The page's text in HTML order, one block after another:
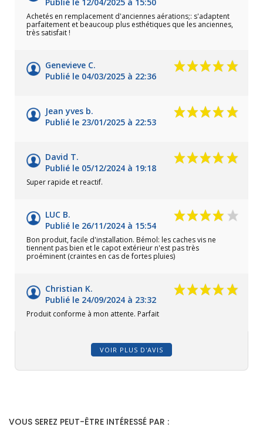
Achetés en remplacement d'anciennes aérations;: s'adaptent
parfaitement et beaucoup plus esthétiques que les anciennes,
très satisfait !
Genevieve C.
Publié le 04/03/2025 à 22:36
Jean yves b.
Publié le 23/01/2025 à 22:53
David T.
Publié le 05/12/2024 à 19:18
Super rapide et reactif.
LUC B.
Publié le 26/11/2024 à 15:54
Bon produit, facile d'installation. Bémol: les caches vis ne
tiennent pas bien et le capot extérieur n'est pas très
proéminent (craintes en cas de fortes pluies)
Christian K.
Publié le 24/09/2024 à 23:32
Produit conforme à mon attente. Parfait
VOIR PLUS D'AVIS
VOUS SEREZ PEUT-ÊTRE INTÉRESSÉ PAR :